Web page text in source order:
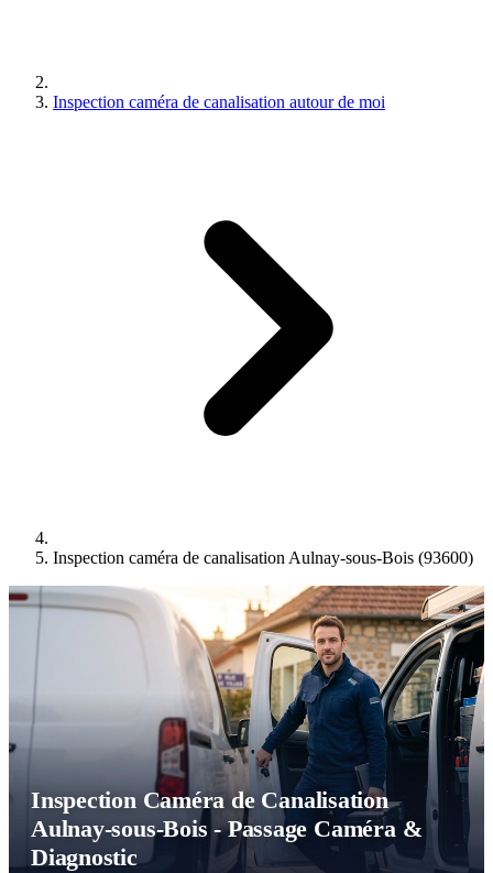
Inspection caméra de canalisation autour de moi
Inspection caméra de canalisation Aulnay-sous-Bois (93600)
Inspection Caméra de Canalisation
Aulnay-sous-Bois - Passage Caméra &
Diagnostic